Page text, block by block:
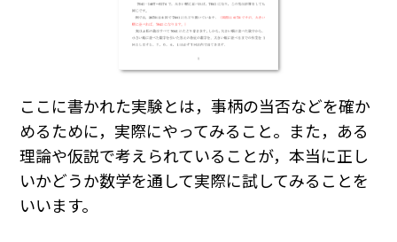
ここに書かれた実験とは，事柄の当否などを確か
めるために，実際にやってみること。また，ある
理論や仮説で考えられていることが，本当に正し
いかどうか数学を通して実際に試してみることを
いいます。